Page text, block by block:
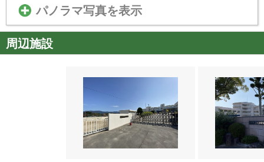
パノラマ写真を表示
周辺施設